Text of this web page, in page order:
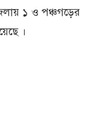
১ ও পঞ্চগড়ের
।